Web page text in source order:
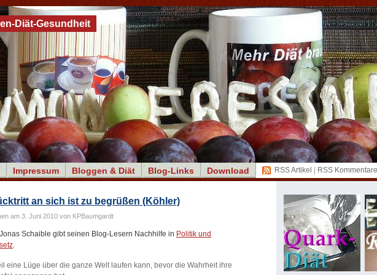
Impressum Bloggen & Diät Blog-Links Download RSS Artikel RSS Kommentare
Diät-Gesundheit
an sich ist zu begrüßen (Köhler)
am 3. Juni 2010 von KPBaumgardt
Schaible gibt seinen Blog-Lesern Nachhilfe in Politik und
.
eine Lüge über die ganze Welt laufen kann, bevor die Wahrheit ihre